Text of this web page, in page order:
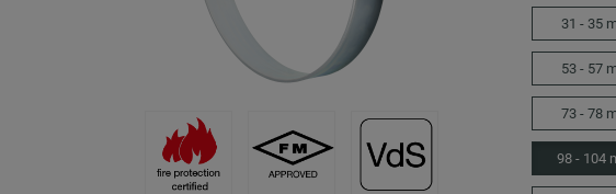
31 - 35
53 - 57
73 - 78
98 - 104